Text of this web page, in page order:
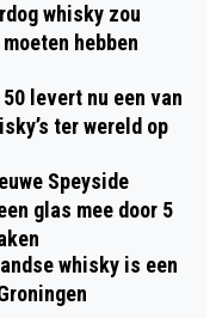
whisky zou
hebben
levert nu een van
ter wereld op
Speyside
glas mee door 5
whisky is een